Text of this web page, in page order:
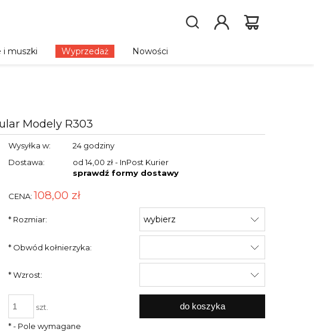
i muszki Wyprzedaż Nowości
Modely R303
Wysyłka w:
24 godziny
Dostawa:
od 14,00 zł- InPost Kurier
sprawdź formy dostawy
CENA: 108,00 zł
* Rozmiar:
* Obwód kołnierzyka:
*Wzrost:
szt. do koszyka
*- Pole wymagane